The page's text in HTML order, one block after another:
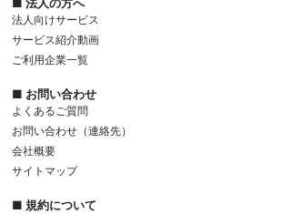
■ 法人の方へ
法人向けサービス
サービス紹介動画
ご利用企業一覧
■ お問い合わせ
よくあるご質問
お問い合わせ（連絡先）
会社概要
サイトマップ
■ 規約について